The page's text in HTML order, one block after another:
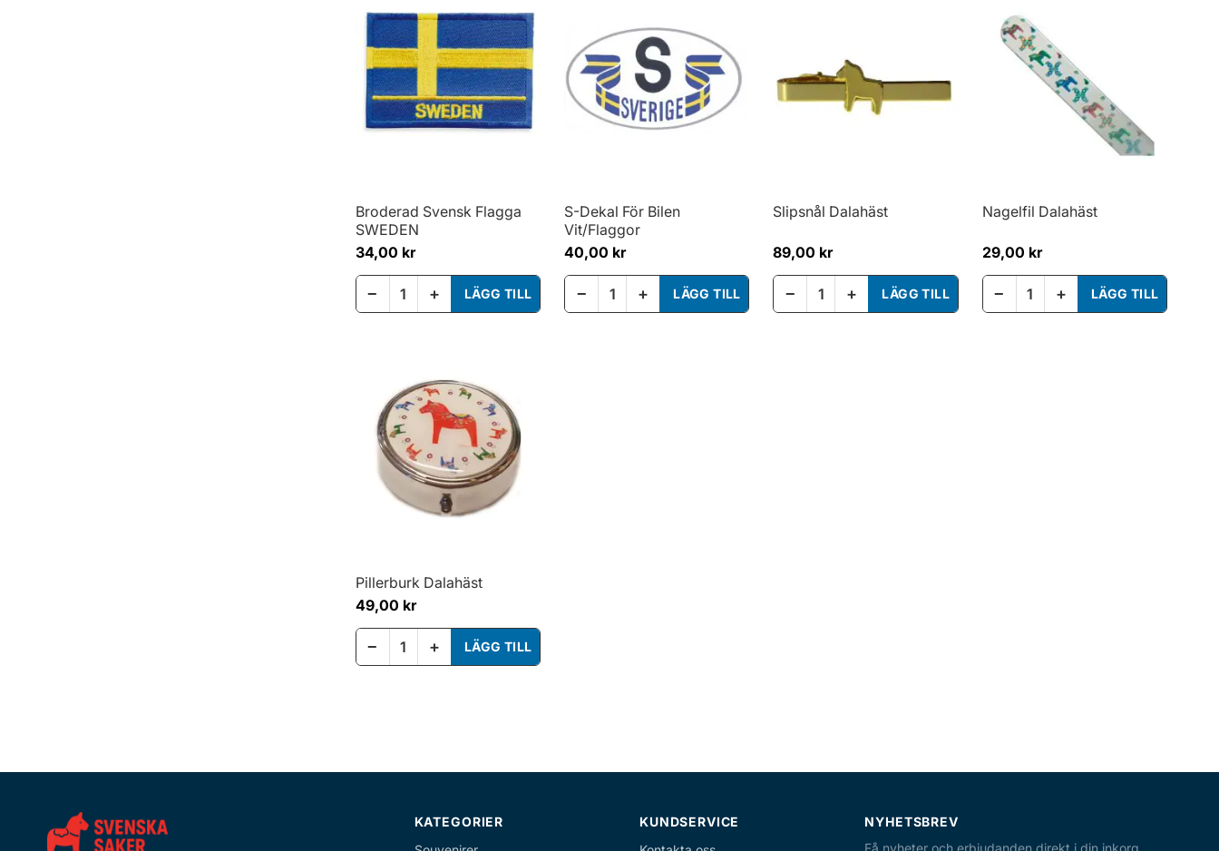
Broderad Svensk Flagga
SWEDEN
34,00 kr
− + LÄGG TILL
S-Dekal För Bilen
Vit/Flaggor
40,00 kr
− + LÄGG TILL
Slipsnål Dalahäst
89,00 kr
− + LÄGG TILL
Nagelfil Dalahäst
29,00 kr
− + LÄGG TILL
Pillerburk Dalahäst
49,00 kr
− + LÄGG TILL
KATEGORIER
KUNDSERVICE
NYHETSBREV
Få nyheter och erbjudanden direkt i din inkorg.